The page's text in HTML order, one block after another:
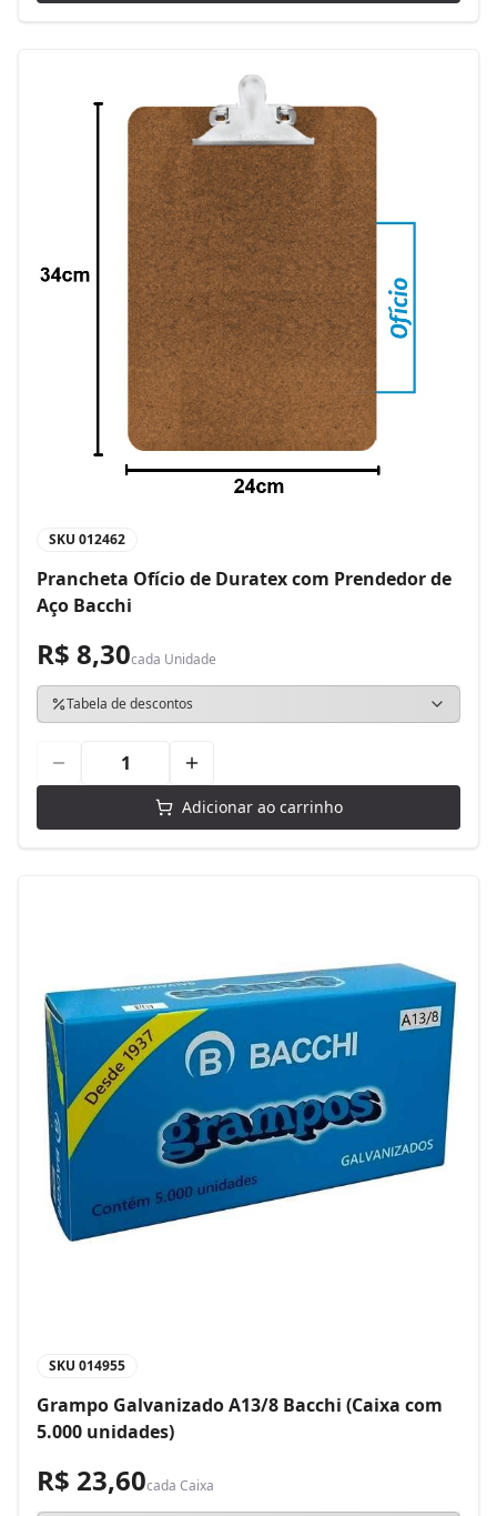
SKU 012462
Prancheta Ofício de Duratex com Prendedor de
Aço Bacchi
R$ 8,30cada Unidade
Tabela de descontos
Adicionar ao carrinho
SKU 014955
Grampo Galvanizado A13/8 Bacchi (Caixa com
5.000 unidades)
R$ 23,60cada Caixa